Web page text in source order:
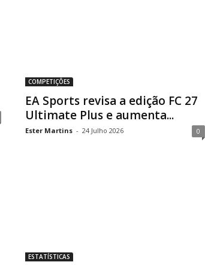
COMPETIÇÕES
EA Sports revisa a edição FC 27
Ultimate Plus e aumenta...
Ester Martins - 24 Julho 2026 0
ESTATÍSTICAS